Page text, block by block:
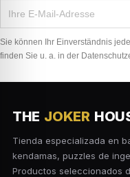
Sie können Ihr Einverständnis
finden Sie u. a. in der
THE JOKER
Tienda especializada en
kendamas, puzzles de
Productos seleccionados